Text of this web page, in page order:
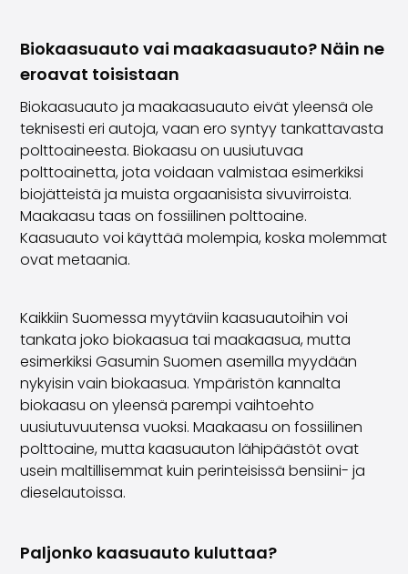
Biokaasuauto vai maakaasuauto? Näin ne
eroavat toisistaan
Biokaasuauto ja maakaasuauto eivät yleensä ole
teknisesti eri autoja, vaan ero syntyy tankattavasta
polttoaineesta. Biokaasu on uusiutuvaa
polttoainetta, jota voidaan valmistaa esimerkiksi
biojätteistä ja muista orgaanisista sivuvirroista.
Maakaasu taas on fossiilinen polttoaine.
Kaasuauto voi käyttää molempia, koska molemmat
ovat metaania.
Kaikkiin Suomessa myytäviin kaasuautoihin voi
tankata joko biokaasua tai maakaasua, mutta
esimerkiksi Gasumin Suomen asemilla myydään
nykyisin vain biokaasua. Ympäristön kannalta
biokaasu on yleensä parempi vaihtoehto
uusiutuvuutensa vuoksi. Maakaasu on fossiilinen
polttoaine, mutta kaasuauton lähipäästöt ovat
usein maltillisemmat kuin perinteisissä bensiini- ja
dieselautoissa.
Paljonko kaasuauto kuluttaa?